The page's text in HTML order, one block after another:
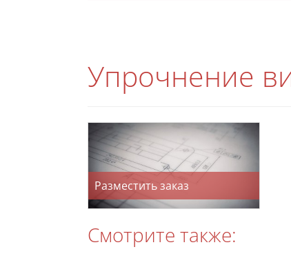
Упрочнение
Разместить заказ
Смотрите также: